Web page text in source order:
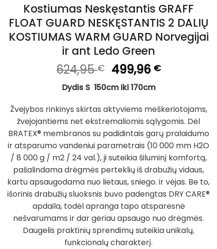
Kostiumas Neskęstantis GRAFF
FLOAT GUARD NESKĘSTANTIS 2 DALIŲ
KOSTIUMAS WARM GUARD Norvegijai
ir ant Ledo Green
624,95€ Original
price
was:
624,95 €.
499,96 €Current
499,96 €.
Dydis S 150cm iki 170cm
Žvejybos rinkinys skirtas aktyviems meškeriotojams,
žvejojantiems net ekstremaliomis sąlygomis. Dėl
BRATEX® membranos su padidintais garų pralaidumo
ir atsparumo vandeniui parametrais (10 000 mm H2O
/ 8 000 g / m2 / 24 val.), ji suteikia šiluminį komfortą,
pašalindama drėgmės perteklių iš drabužių vidaus,
kartu apsaugodama nuo lietaus, sniego. ir vėjas. Be to,
išorinis drabužių sluoksnis buvo padengtas DRY CARE®
apdaila, todėl apranga tapo atsparesnė
nešvarumams ir dar geriau apsaugo nuo drėgmės.
Daugelis praktinių sprendimų suteikia unikalų,
funkcionalų charakterį.